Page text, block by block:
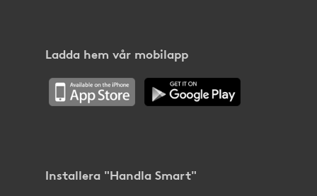
Ladda hem vår mobilapp
Installera "Handla Smart"